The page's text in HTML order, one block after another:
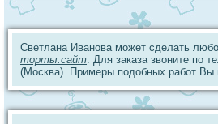
Светлана Иванова может сделать
торты.сайт. Для заказа звоните по
(Москва). Примеры подобных работ Вы